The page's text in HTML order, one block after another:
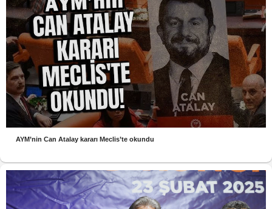
AYM’nin Can Atalay kararı Meclis’te okundu